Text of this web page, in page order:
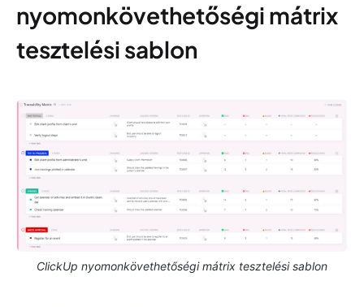
nyomonkövethetőségi mátrix
tesztelési sablon
ClickUp nyomonkövethetőségi mátrix tesztelési sablon